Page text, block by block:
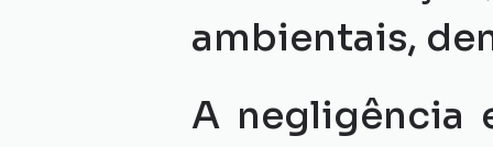
ambientais,
A negligência